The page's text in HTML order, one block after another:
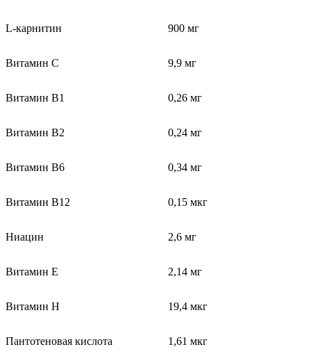
L-карнитин 900 мг
Витамин С 9,9 мг
Витамин В1 0,26 мг
Витамин В2 0,24 мг
Витамин В6 0,34 мг
Витамин В12 0,15 мкг
Ниацин 2,6 мг
Витамин Е 2,14 мг
Витамин Н 19,4 мкг
Пантотеновая кислота 1,61 мкг